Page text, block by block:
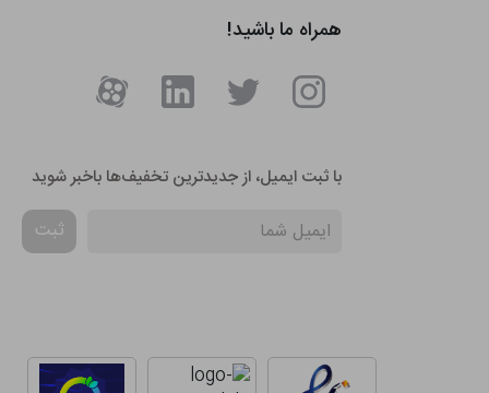
همراه ما باشید!
با ثبت ایمیل، از جدید‌ترین تخفیف‌ها با‌خبر شوید
ثبت